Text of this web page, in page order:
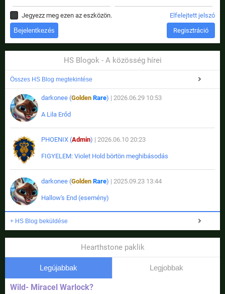
Jegyezz meg ezen az eszközön. Elfelejtett jelszó
Regisztráció
HS Blogok - A közösség hírei
Összes HS Blog megtekintése
darkonee (Golden Rare) | 2026.06.29 10:53
A Lila Erőd
PHOENIX (Admin) | 2026.06.10 20:23
FIGYELEM: Violet Hold börtön meghibásodás
darkonee (Golden Rare) | 2025.09.23 13:44
Hallow's End (esemény)
+ HS Blog beküldése
Hearthstone paklik
Legújabbak Legjobbak
Wild- Miracel Warlock?